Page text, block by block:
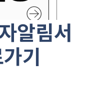
알림서
기